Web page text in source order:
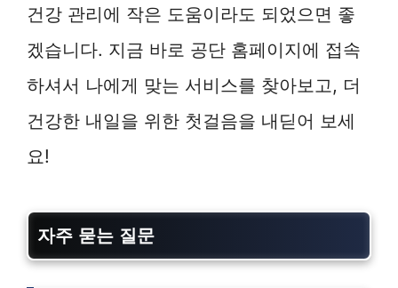
건강 관리에 작은 도움이라도 되었으면 좋
겠습니다. 지금 바로 공단 홈페이지에 접속
하셔서 나에게 맞는 서비스를 찾아보고, 더
건강한 내일을 위한 첫걸음을 내딛어 보세
요!
자주 묻는 질문